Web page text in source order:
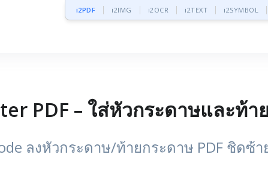
i2PDF i2IMG i2OCR i2TEXT i2SYMBOL
PDF – ใส่หัวกระดาษและท้
ลงหัวกระดาษ/ท้ายกระดาษ PDF ชิดซ้า